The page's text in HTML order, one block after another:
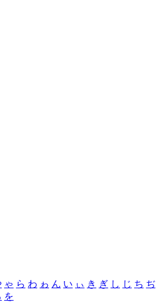
ゃ ら わ ゎ ん い ぃ き ぎ し じ ち ぢ
を